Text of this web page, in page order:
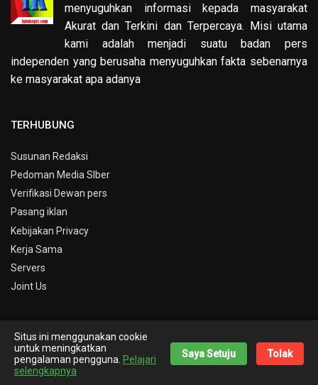
menyuguhkan informasi kepada masyarakat
Akurat dan Terkini dan Terpercaya. Misi utama
kami adalah menjadi suatu badan pers
independen yang berusaha menyuguhkan fakta sebenarnya
ke masyarakat apa adanya
TERHUBUNG
Susunan Redaksi
Pedoman Media SIber
Verifikasi Dewan pers
Pasang iklan
Kebijakan Privacy
Kerja Sama
Servers
Joint Us
© Copyright 2019 -
Info Kepri
Theme ByNick Desain
Situs ini menggunakan cookie
untuk meningkatkan
pengalaman pengguna. Pelajari
selengkapnya
Saya Setuju Tolak